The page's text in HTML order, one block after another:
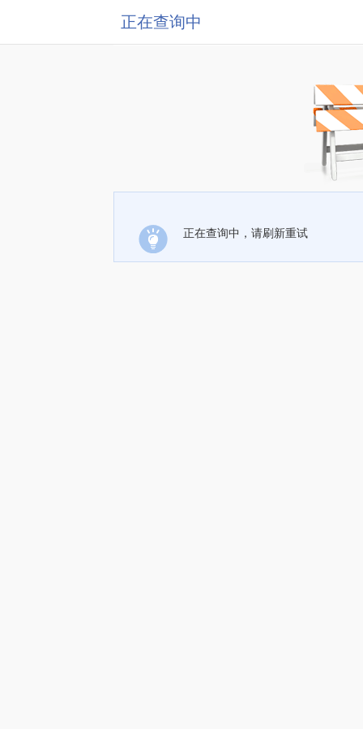
正在查询中
正在查询中，请刷新重试